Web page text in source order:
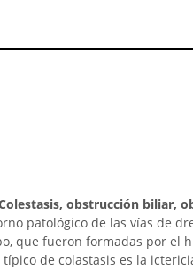
obstrucción biliar,
patológico de las vías de
que fueron formadas por el
típico de colastasis es la